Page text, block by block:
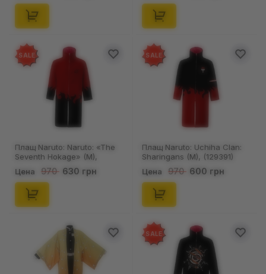
SALE
Плащ Naruto: Naruto: «The
Seventh Hokage» (M),
(129394)
Цена 970 630 грн
SALE
Плащ Naruto: Uchiha Clan:
Sharingans (M), (129391)
Цена 970 600 грн
SALE